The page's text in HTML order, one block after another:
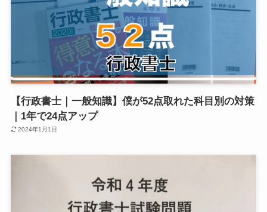
【行政書士｜一般知識】僕が52点取れた科目別の対策
｜1年で24点アップ
2024年1月1日